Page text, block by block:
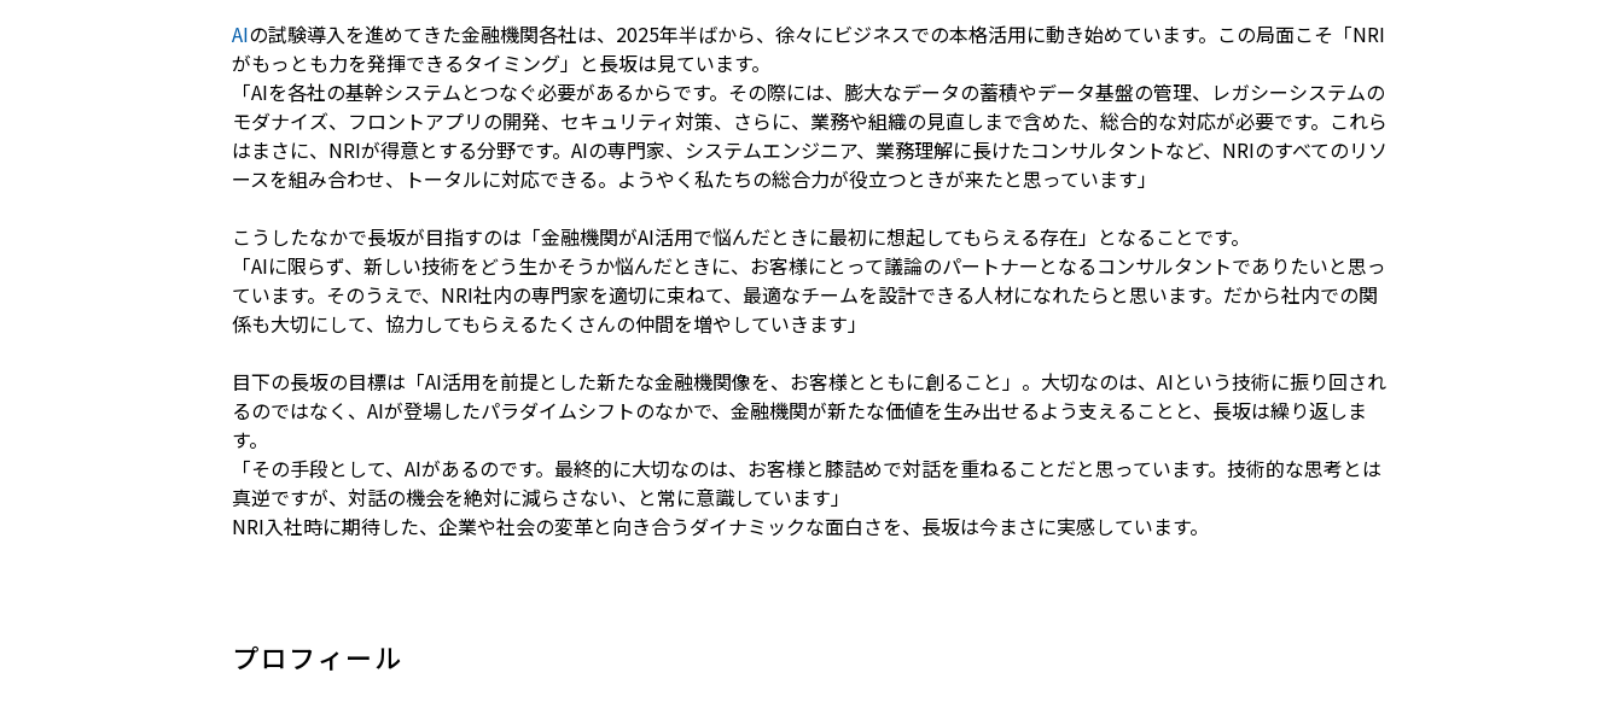
AIの試験導入を進めてきた金融機関各社は、2025年半ばから、徐々にビジネスでの本格活用に動き始めています。この局面こそ「NRI
がもっとも力を発揮できるタイミング」と長坂は見ています。
「AIを各社の基幹システムとつなぐ必要があるからです。その際には、膨大なデータの蓄積やデータ基盤の管理、レガシーシステムの
モダナイズ、フロントアプリの開発、セキュリティ対策、さらに、業務や組織の見直しまで含めた、総合的な対応が必要です。これら
はまさに、NRIが得意とする分野です。AIの専門家、システムエンジニア、業務理解に長けたコンサルタントなど、NRIのすべてのリソ
ースを組み合わせ、トータルに対応できる。ようやく私たちの総合力が役立つときが来たと思っています」
こうしたなかで長坂が目指すのは「金融機関がAI活用で悩んだときに最初に想起してもらえる存在」となることです。
「AIに限らず、新しい技術をどう生かそうか悩んだときに、お客様にとって議論のパートナーとなるコンサルタントでありたいと思っ
ています。そのうえで、NRI社内の専門家を適切に束ねて、最適なチームを設計できる人材になれたらと思います。だから社内での関
係も大切にして、協力してもらえるたくさんの仲間を増やしていきます」
目下の長坂の目標は「AI活用を前提とした新たな金融機関像を、お客様とともに創ること」。大切なのは、AIという技術に振り回され
るのではなく、AIが登場したパラダイムシフトのなかで、金融機関が新たな価値を生み出せるよう支えることと、長坂は繰り返しま
す。
「その手段として、AIがあるのです。最終的に大切なのは、お客様と膝詰めで対話を重ねることだと思っています。技術的な思考とは
真逆ですが、対話の機会を絶対に減らさない、と常に意識しています」
NRI入社時に期待した、企業や社会の変革と向き合うダイナミックな面白さを、長坂は今まさに実感しています。
プロフィール